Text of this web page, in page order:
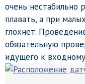
очень нестабильно
плавать, а при
глохнет.
обязательную
идущего к